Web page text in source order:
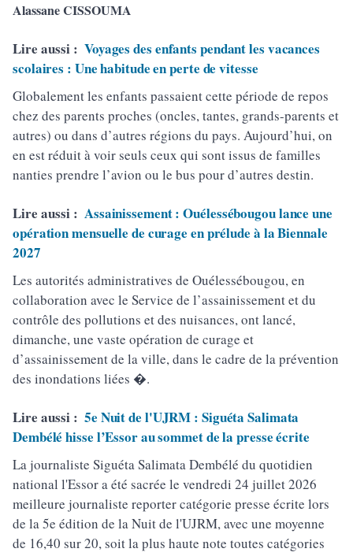
Alassane CISSOUMA
Lire aussi : Voyages des enfants pendant les vacances
scolaires : Une habitude en perte de vitesse
Globalement les enfants passaient cette période de repos
chez des parents proches (oncles, tantes, grands-parents et
autres) ou dans d’autres régions du pays. Aujourd’hui, on
en est réduit à voir seuls ceux qui sont issus de familles
nanties prendre l’avion ou le bus pour d’autres destin.
Lire aussi : Assainissement : Ouélessébougou lance une
opération mensuelle de curage en prélude à la Biennale
2027
Les autorités administratives de Ouélessébougou, en
collaboration avec le Service de l’assainissement et du
contrôle des pollutions et des nuisances, ont lancé,
dimanche, une vaste opération de curage et
d’assainissement de la ville, dans le cadre de la prévention
des inondations liées �.
Lire aussi : 5e Nuit de l'UJRM : Siguéta Salimata
Dembélé hisse l’Essor au sommet de la presse écrite
La journaliste Siguéta Salimata Dembélé du quotidien
national l'Essor a été sacrée le vendredi 24 juillet 2026
meilleure journaliste reporter catégorie presse écrite lors
de la 5e édition de la Nuit de l'UJRM, avec une moyenne
de 16,40 sur 20, soit la plus haute note toutes catégories